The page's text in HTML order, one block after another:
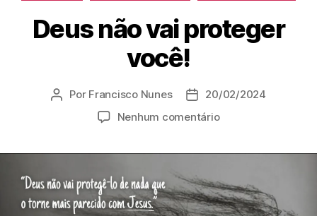
t
e
g
o
i
a
Deus não vai proteger
você!
A
r
o
p
Por Francisco Nunes
D
d
p
u
20/02/2024
Nenhum comentárioe
s
n